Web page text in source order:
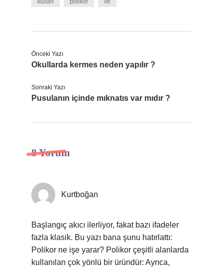
kullan polikor ve
Önceki Yazı
Okullarda kermes neden yapılır ?
Sonraki Yazı
Pusulanın içinde mıknatıs var mıdır ?
8 Yorum
Kurtboğan
Başlangıç akıcı ilerliyor, fakat bazı ifadeler
fazla klasik. Bu yazı bana şunu hatırlattı:
Polikor ne işe yarar? Polikor çeşitli alanlarda
kullanılan çok yönlü bir üründür: Ayrıca,